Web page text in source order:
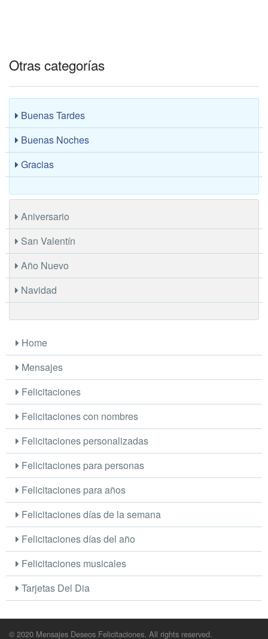
Otras categorías
Buenas Tardes
Buenas Noches
Gracias
Aniversario
San Valentín
Año Nuevo
Navidad
Home
Mensajes
Felicitaciones
Felicitaciones con nombres
Felicitaciones personalizadas
Felicitaciones para personas
Felicitaciones para años
Felicitaciones días de la semana
Felicitaciones días del año
Felicitaciones musicales
Tarjetas Del Dia
© 2020 Mensajes Deseos Felicitaciones. All rights reserved.